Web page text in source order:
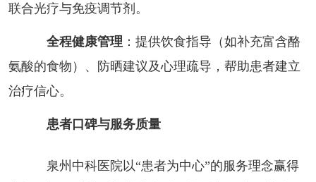
联合光疗与免疫调节剂。
全程健康管理 ：提供饮食指导（如补充富含酪
氨酸的食物）、防晒建议及心理疏导，帮助患者建立
治疗信心。
患者口碑与服务质量
泉州中科医院以“患者为中心”的服务理念赢得